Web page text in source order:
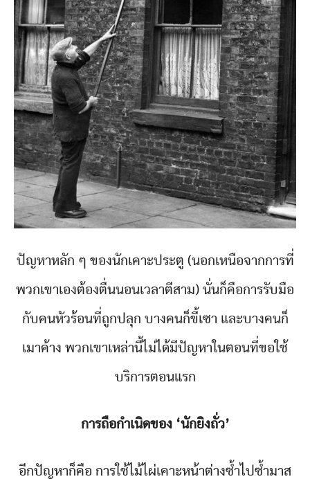
ปัญหาหลัก ๆ ของนักเคาะประตู (นอกเหนือจากการที่
พวกเขาเองต้องตื่นนอนเวลาตีสาม) นั่นก็คือการรับมือ
กับคนหัวร้อนที่ถูกปลุก บางคนก็ขี้เซา และบางคนก็
เมาค้าง พวกเขาเหล่านี้ไม่ได้มีปัญหาในตอนที่ขอใช้
บริการตอนแรก
การถือกำเนิดของ ‘นักยิงถั่ว’
อีกปัญหาก็คือ การใช้ไม้ไผ่เคาะหน้าต่างซ้ำไปซ้ำมาส